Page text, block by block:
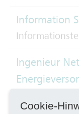
Information
Ingenieur
Cookie-